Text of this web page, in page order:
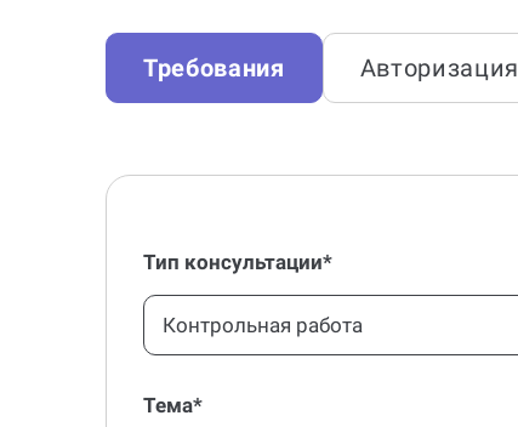
Требования Авторизация
Тип консультации*
Контрольная работа
Тема*